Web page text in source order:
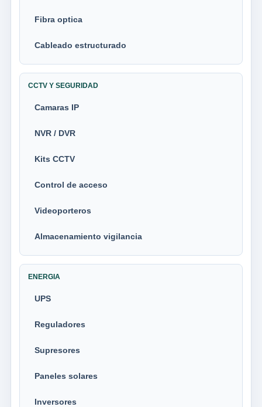
Fibra optica
Cableado estructurado
CCTV Y SEGURIDAD
Camaras IP
NVR / DVR
Kits CCTV
Control de acceso
Videoporteros
Almacenamiento vigilancia
ENERGIA
UPS
Reguladores
Supresores
Paneles solares
Inversores